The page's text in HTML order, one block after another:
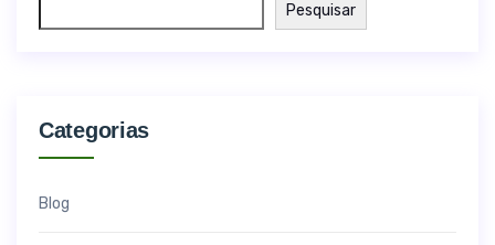
Pesquisar
Categorias
Blog